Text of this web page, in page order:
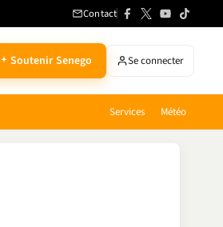
Contact
Soutenir Senego Se connecter
Services Météo